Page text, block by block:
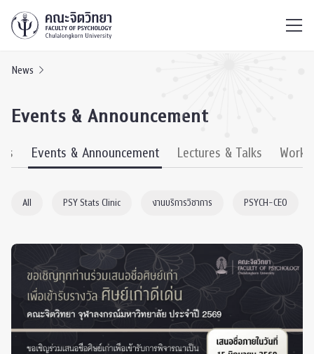
News
Events & Announcement
Events & Announcement Lectures & Talks
All PSY Stats Clinic งานบริการวิชาการ PSYCH-CEO